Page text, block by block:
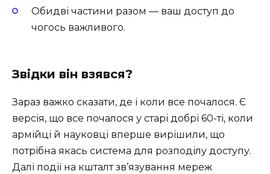
Обидві частини разом — ваш доступ до
чогось важливого.
Звідки він взявся?
Зараз важко сказати, де і коли все почалося. Є
версія, що все почалося у старі добрі 60-ті, коли
армійці й науковці вперше вирішили, що
потрібна якась система для розподілу доступу.
Далі події на кшталт зв’язування мереж